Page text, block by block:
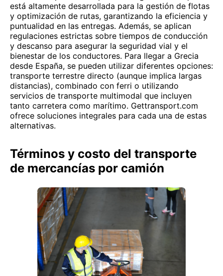
está altamente desarrollada para la gestión de flotas
y optimización de rutas, garantizando la eficiencia y
puntualidad en las entregas. Además, se aplican
regulaciones estrictas sobre tiempos de conducción
y descanso para asegurar la seguridad vial y el
bienestar de los conductores. Para llegar a Grecia
desde España, se pueden utilizar diferentes opciones:
transporte terrestre directo (aunque implica largas
distancias), combinado con ferri o utilizando
servicios de transporte multimodal que incluyen
tanto carretera como marítimo. Gettransport.com
ofrece soluciones integrales para cada una de estas
alternativas.
Términos y costo del transporte
de mercancías por camión